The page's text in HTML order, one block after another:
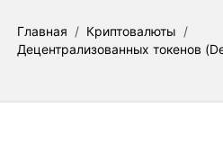
Главная / Криптовалюты /
Децентрализованных токенов